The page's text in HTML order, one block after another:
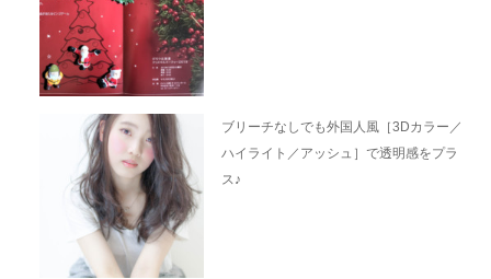
ブリーチなしでも外国人風［3Dカラー／
ハイライト／アッシュ］で透明感をプラ
ス♪